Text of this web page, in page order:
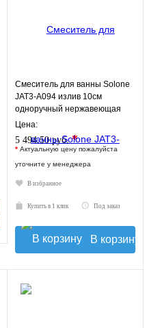
Смеситель для ванны Solone
JAT3-A094 излив 10см
одноручный нержавеющая
сталь
Цена:
5 494.50 руб.*
* Актуальную цену пожалуйста
уточните у менеджера
В избранное
Купить в 1 клик Под заказ
В корзину